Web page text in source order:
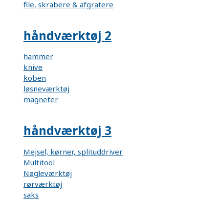
file, skrabere & afgratere
håndværktøj 2
hammer
knive
koben
løsneværktøj
magneter
håndværktøj 3
Mejsel, kørner, splituddriver
Multitool
Nøgleværktøj
rørværktøj
saks